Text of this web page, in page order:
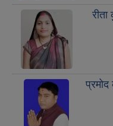
रीता
प्रमोद